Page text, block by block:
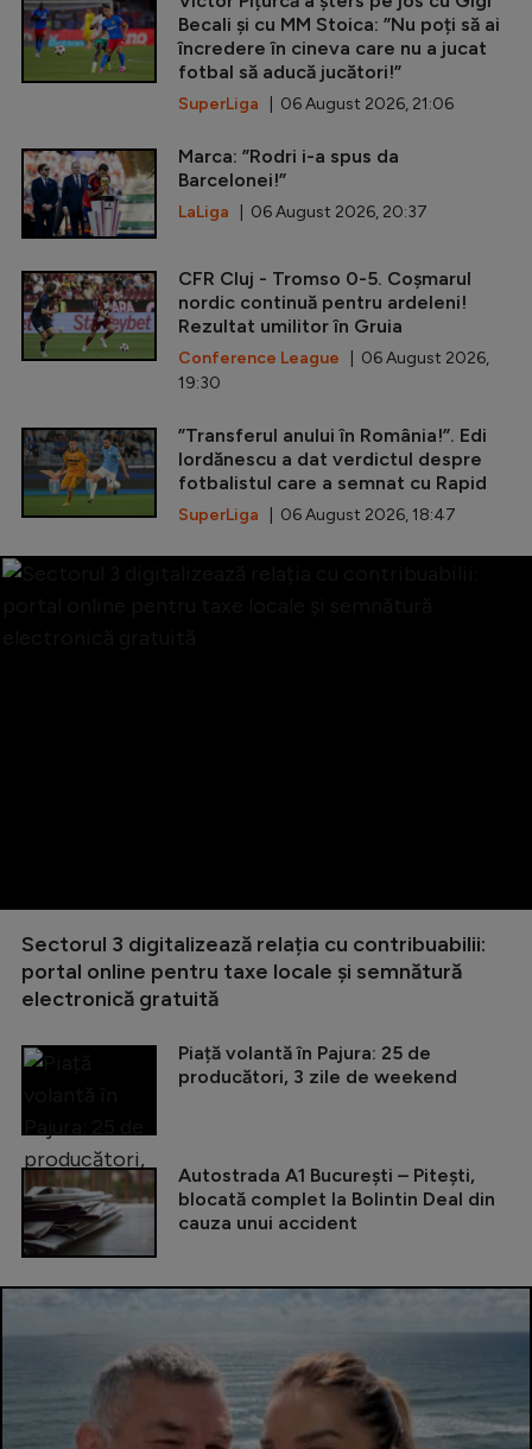
Becali și cu MM Stoica: ”Nu poți să ai
încredere în cineva care nu a jucat
fotbal să aducă jucători!”
SuperLiga | 06 August 2026, 21:06
Marca: ”Rodri i-a spus da
Barcelonei!”
LaLiga | 06 August 2026, 20:37
CFR Cluj - Tromso 0-5. Coșmarul
nordic continuă pentru ardeleni!
Rezultat umilitor în Gruia
Conference League | 06 August 2026,
19:30
”Transferul anului în România!”. Edi
Iordănescu a dat verdictul despre
fotbalistul care a semnat cu Rapid
SuperLiga | 06 August 2026, 18:47
Sectorul 3 digitalizează relația cu contribuabilii:
portal online pentru taxe locale și semnătură
electronică gratuită
Piață volantă în Pajura: 25 de
producători, 3 zile de weekend
Autostrada A1 București – Pitești,
blocată complet la Bolintin Deal din
cauza unui accident